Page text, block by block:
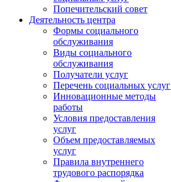
Попечительский совет
Деятельность центра
Формы социального
обслуживания
Виды социального
обслуживания
Получатели услуг
Перечень социальных услуг
Инновационные методы
работы
Условия предоставления
услуг
Объем предоставляемых
услуг
Правила внутреннего
трудового распорядка